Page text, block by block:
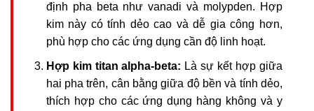
định pha beta như vanadi và molypden. Hợp
kim này có tính dẻo cao và dễ gia công hơn,
phù hợp cho các ứng dụng cần độ linh hoạt.
Hợp kim titan alpha-beta: Là sự kết hợp giữa
hai pha trên, cân bằng giữa độ bền và tính dẻo,
thích hợp cho các ứng dụng hàng không và y